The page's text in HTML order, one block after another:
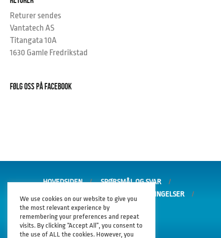
Returer sendes
Vantatech AS
Titangata 10A
1630 Gamle Fredrikstad
FØLG OSS PÅ FACEBOOK
HOVEDSIDEN
SPØRSMÅL OG SVAR
GARANTI OG REKLAMASJON
SALGSBETINGELSER
PERSONVERNERKLÆRING
We use cookies on our website to give you
the most relevant experience by
remembering your preferences and repeat
visits. By clicking “Accept All”, you consent to
the use of ALL the cookies. However, you